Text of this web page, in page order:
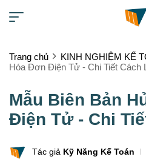
Trang chủ KINH NGHIỆM KẾ
Hóa Đơn Điện Tử - Chi Tiết Cách
Mẫu Biên Bản
Điện Tử - Chi
Tác giả Kỹ Năng Kế Toán